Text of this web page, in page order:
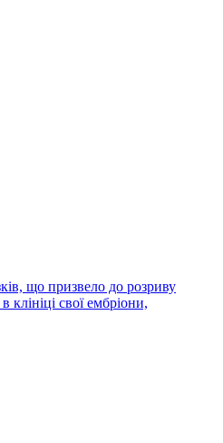
що призвело до розриву
свої ембріони,